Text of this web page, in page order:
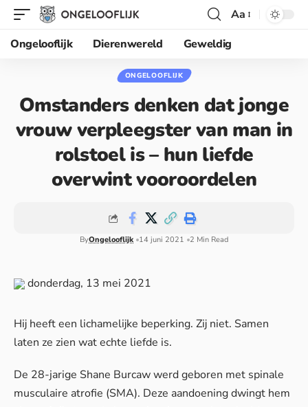
Aa
Ongelooflijk
Dierenwereld Geweldig
ONGELOOFLIJK
Omstanders denken dat jonge
vrouw verpleegster van man in
rolstoel is – hun liefde
overwint vooroordelen
ByOngelooflijk 14 juni 2021 2 Min Read
donderdag, 13 mei 2021
Hij heeft een lichamelijke beperking. Zij niet. Samen
laten ze zien wat echte liefde is.
De 28-jarige Shane Burcaw werd geboren met spinale
musculaire atrofie (SMA). Deze aandoening dwingt hem